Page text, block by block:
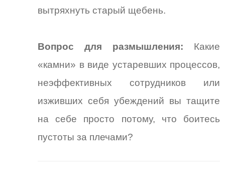
вытряхнуть старый щебень.
Вопрос для размышления: Какие
«камни» в виде устаревших процессов,
неэффективных сотрудников или
изживших себя убеждений вы тащите
на себе просто потому, что боитесь
пустоты за плечами?